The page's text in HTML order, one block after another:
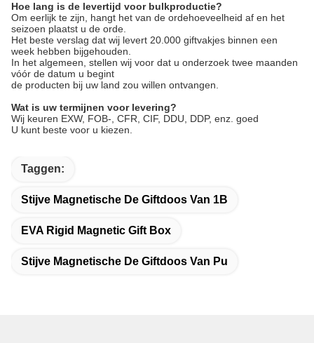
Hoe lang is de levertijd voor bulkproductie?
Om eerlijk te zijn, hangt het van de ordehoeveelheid af en het
seizoen plaatst u de orde.
Het beste verslag dat wij levert 20.000 giftvakjes binnen een
week hebben bijgehouden.
In het algemeen, stellen wij voor dat u onderzoek twee maanden
vóór de datum u begint
de producten bij uw land zou willen ontvangen.
Wat is uw termijnen voor levering?
Wij keuren EXW, FOB-, CFR, CIF, DDU, DDP, enz. goed
U kunt beste voor u kiezen.
Taggen:
Stijve Magnetische De Giftdoos Van 1B
EVA Rigid Magnetic Gift Box
Stijve Magnetische De Giftdoos Van Pu